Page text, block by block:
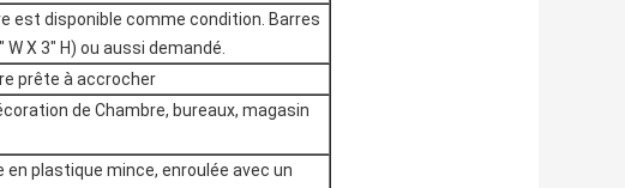
est disponible comme condition. Barres
X 3" H) ou aussi demandé.
prête à accrocher
de Chambre, bureaux, magasin
plastique mince, enroulée avec un